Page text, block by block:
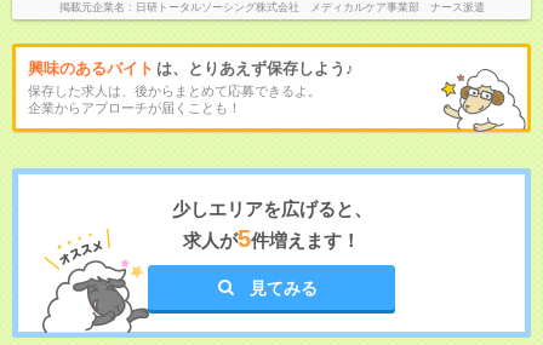
掲載元企業名 日研トータルソーシング株式会社 メディカルケア事業部 ナース派遣
興味のあるバイト は、とりあえず保存しよう♪
保存した求人は、後からまとめて応募できるよ。
企業からアプローチが届くことも！
少しエリアを広げると、
求人が5件増えます！
見てみる